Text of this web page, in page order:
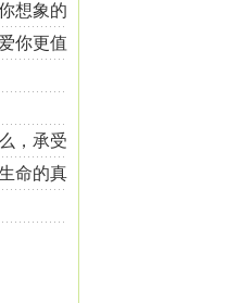
想象的
你更值
，承受
命的真